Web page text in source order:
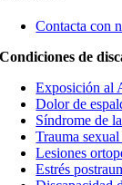
Contacta con
Condiciones de
Exposición al
Dolor de
Síndrome de
Trauma
Lesiones
Estrés